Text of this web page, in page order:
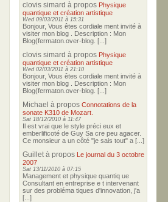
clovis simard à propos Physique
quantique et création artistique
Wed 09/03/2011 à 15:31
Bonjour, Vous êtes cordiale ment invité à
visiter mon blog . Description : Mon
Blog(fermaton.over-blog. [...]
clovis simard à propos Physique
quantique et création artistique
Wed 02/03/2011 à 21:10
Bonjour, Vous êtes cordiale ment invité à
visiter mon blog . Description : Mon
Blog(fermaton.over-blog. [...]
Michael à propos Connotations de la
sonate K310 de Mozart.
Sat 18/12/2010 à 11:47
Il est vrai que le style préci eux et
emberlificoté de Guy Sa cre peu agacer.
Ce monsieur a un côté "je sais tout" a [...]
Guilletà propos Le journal du 3 octobre
2007
Sat 13/11/2010 à 07:15
Management et physique quantiq ue
Consultant en entreprise e t intervenant
sur des probléma tiques d'innovation, j'a
[...]